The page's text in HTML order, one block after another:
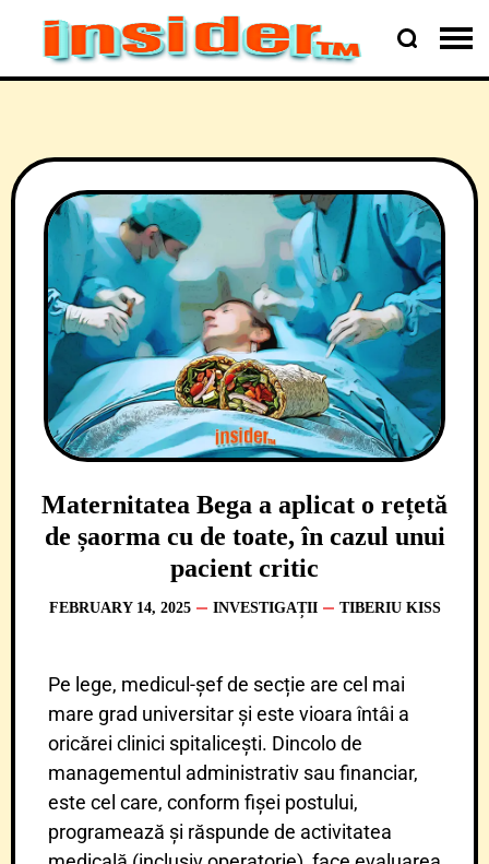
Maternitatea Bega a aplicat o rețetă
de șaorma cu de toate, în cazul unui
pacient critic
FEBRUARY 14, 2025 INVESTIGAȚII TIBERIU KISS
Pe lege, medicul-șef de secție are cel mai
mare grad universitar și este vioara întâi a
oricărei clinici spitalicești. Dincolo de
managementul administrativ sau financiar,
este cel care, conform fișei postului,
programează și răspunde de activitatea